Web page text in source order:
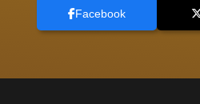
Facebook